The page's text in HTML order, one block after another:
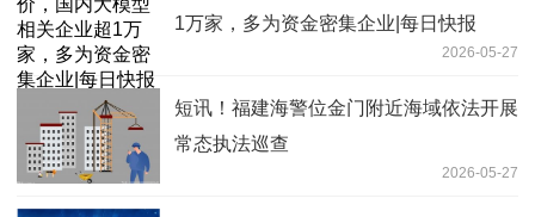
1万家，多为资金密集企业|每日快报
2026-05-27
短讯！福建海警位金门附近海域依法开展
常态执法巡查
2026-05-27